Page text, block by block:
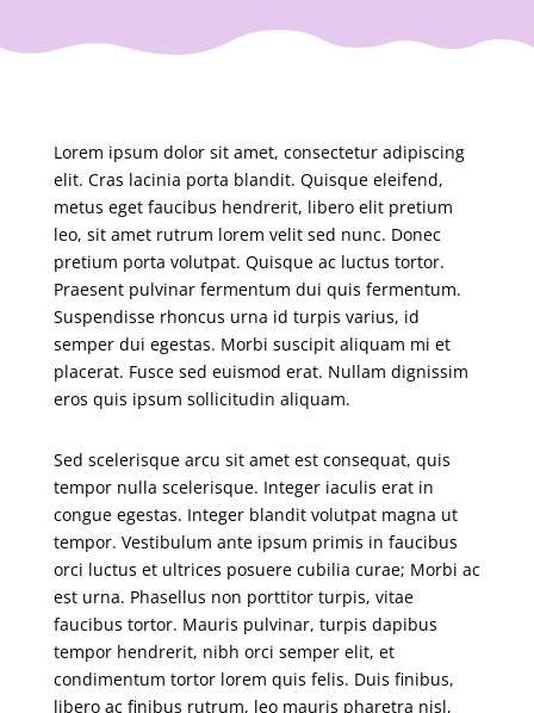
Lorem ipsum dolor sit amet, consectetur adipiscing
elit. Cras lacinia porta blandit. Quisque eleifend,
metus eget faucibus hendrerit, libero elit pretium
leo, sit amet rutrum lorem velit sed nunc. Donec
pretium porta volutpat. Quisque ac luctus tortor.
Praesent pulvinar fermentum dui quis fermentum.
Suspendisse rhoncus urna id turpis varius, id
semper dui egestas. Morbi suscipit aliquam mi et
placerat. Fusce sed euismod erat. Nullam dignissim
eros quis ipsum sollicitudin aliquam.
Sed scelerisque arcu sit amet est consequat, quis
tempor nulla scelerisque. Integer iaculis erat in
congue egestas. Integer blandit volutpat magna ut
tempor. Vestibulum ante ipsum primis in faucibus
orci luctus et ultrices posuere cubilia curae; Morbi ac
est urna. Phasellus non porttitor turpis, vitae
faucibus tortor. Mauris pulvinar, turpis dapibus
tempor hendrerit, nibh orci semper elit, et
condimentum tortor lorem quis felis. Duis finibus,
libero ac finibus rutrum, leo mauris pharetra nisl,